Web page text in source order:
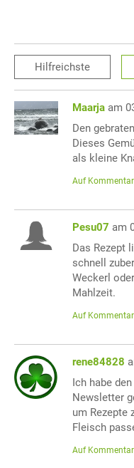
Hilfreichste
Maarja am
Den
Dieses
als kleine
Auf
Pesu07 am
Das Rezept
schnell
Weckerl
Mahlzeit.
Auf
rene84828
Ich habe
Newsletter
um Rezepte
Fleisch
Auf